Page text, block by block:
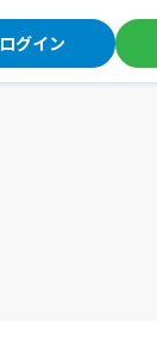
ログイン